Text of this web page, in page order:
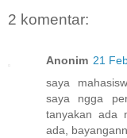
2 komentar:
Anonim 21
saya
saya ngga
tanyakan ada
ada,